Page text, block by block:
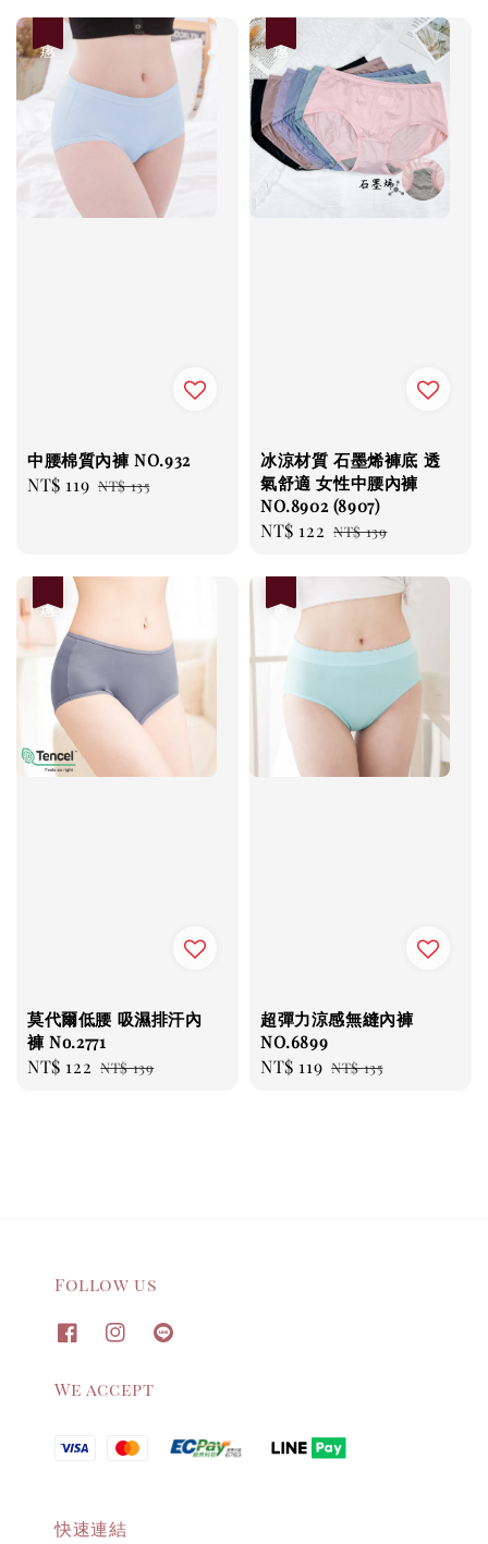
中腰棉質內褲 NO.932
Sale
NT$ 119 Regular
NT$ 135
冰涼材質 石墨烯褲底 透
氣舒適 女性中腰內褲
NO.8902 (8907)
Sale
NT$ 122 Regular
NT$ 139
莫代爾低腰 吸濕排汗內
褲 No.2771
Sale
NT$ 122 Regular
NT$ 139
超彈力涼感無縫內褲
NO.6899
Sale
NT$ 119 Regular
NT$ 135
Follow us
We accept
快速連結